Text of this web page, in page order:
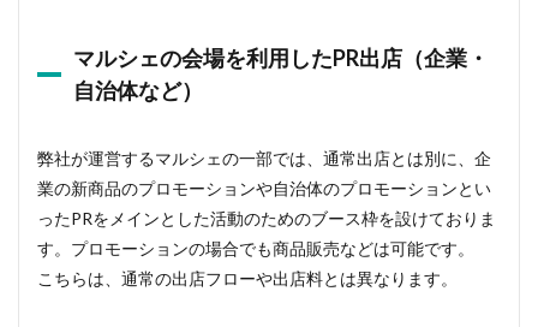
マルシェの会場を利用したPR出店（企業・
自治体など）
弊社が運営するマルシェの一部では、通常出店とは別に、企
業の新商品のプロモーションや自治体のプロモーションとい
ったPRをメインとした活動のためのブース枠を設けておりま
す。プロモーションの場合でも商品販売などは可能です。
こちらは、通常の出店フローや出店料とは異なります。